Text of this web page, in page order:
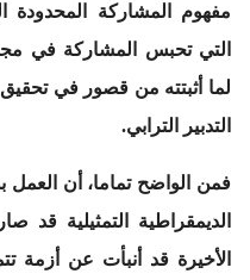
مفهوم المشاركة المحدودة
التي تحبس المشاركة في
لما أثبتته من قصور في
التدبير الترابي.
فمن الواضح تماما، أن
الديمقراطية التمثيلية قد
الأخيرة قد أنبأت عن